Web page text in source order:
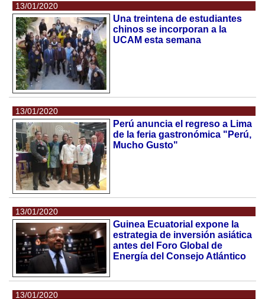
13/01/2020
Una treintena de estudiantes
chinos se incorporan a la
UCAM esta semana
13/01/2020
Perú anuncia el regreso a Lima
de la feria gastronómica "Perú,
Mucho Gusto"
13/01/2020
Guinea Ecuatorial expone la
estrategia de inversión asiática
antes del Foro Global de
Energía del Consejo Atlántico
13/01/2020